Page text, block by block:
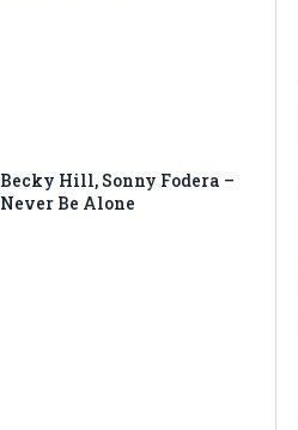
Becky Hill, Sonny Fodera –
Never Be Alone